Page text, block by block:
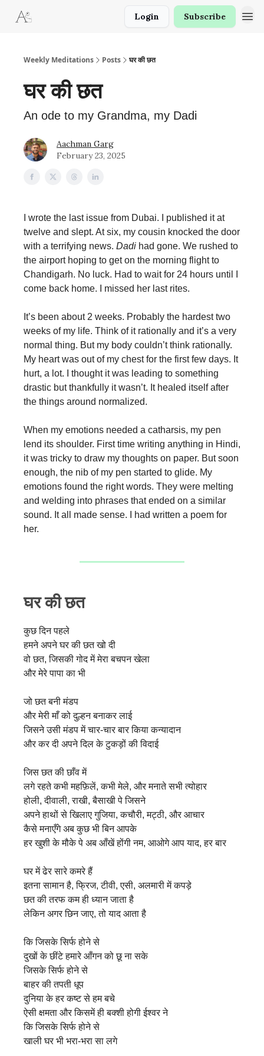
Login Subscribe
Weekly Meditations Posts घर की छत
घर की छत
An ode to my Grandma, my Dadi
Aachman Garg
February 23, 2025
I wrote the last issue from Dubai. I published it at
twelve and slept. At six, my cousin knocked the door
with a terrifying news. Dadi had gone. We rushed to
the airport hoping to get on the morning flight to
Chandigarh. No luck. Had to wait for 24 hours until I
come back home. I missed her last rites.
It’s been about 2 weeks. Probably the hardest two
weeks of my life. Think of it rationally and it’s a very
normal thing. But my body couldn’t think rationally.
My heart was out of my chest for the first few days. It
hurt, a lot. I thought it was leading to something
drastic but thankfully it wasn’t. It healed itself after
the things around normalized.
When my emotions needed a catharsis, my pen
lend its shoulder. First time writing anything in Hindi,
it was tricky to draw my thoughts on paper. But soon
enough, the nib of my pen started to glide. My
emotions found the right words. They were melting
and welding into phrases that ended on a similar
sound. It all made sense. I had written a poem for
her.
घर की छत
कुछ दिन पहले
हमने अपने घर की छत खो दी
वो छत, जिसकी गोद में मेरा बचपन खेला
और मेरे पापा का भी
जो छत बनी मंडप
और मेरी माँ को दुल्हन बनाकर लाई
जिसने उसी मंडप में चार-चार बार किया कन्यादान
और कर दी अपने दिल के टुकड़ों की विदाई
जिस छत की छाँव में
लगे रहते कभी महफ़िलें, कभी मेले, और मनाते सभी त्योहार
होली, दीवाली, राखी, बैसाखी पे जिसने
अपने हाथों से खिलाए गुजिया, कचौरी, मट्ठी, और आचार
कैसे मनाएँगे अब कुछ भी बिन आपके
हर खुशी के मौके पे अब आँखें होंगी नम, आओगे आप याद, हर बार
घर में ढेर सारे कमरे हैं
इतना सामान है, फ्रिज, टीवी, एसी, अलमारी में कपड़े
छत की तरफ कम ही ध्यान जाता है
लेकिन अगर छिन जाए, तो याद आता है
कि जिसके सिर्फ होने से
दुखों के छींटे हमारे आँगन को छू ना सके
जिसके सिर्फ होने से
बाहर की तपती धूप
दुनिया के हर कष्ट से हम बचे
ऐसी क्षमता और किसमें ही बक्शी होगी ईश्वर ने
कि जिसके सिर्फ होने से
खाली घर भी भरा-भरा सा लगे